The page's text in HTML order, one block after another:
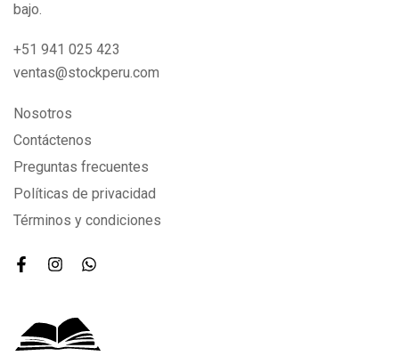
bajo.
+51 941 025 423
ventas@stockperu.com
Nosotros
Contáctenos
Preguntas frecuentes
Políticas de privacidad
Términos y condiciones